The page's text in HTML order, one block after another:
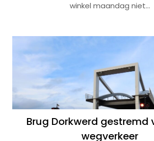
winkel maandag niet…
Brug Dorkwerd gestremd
wegverkeer